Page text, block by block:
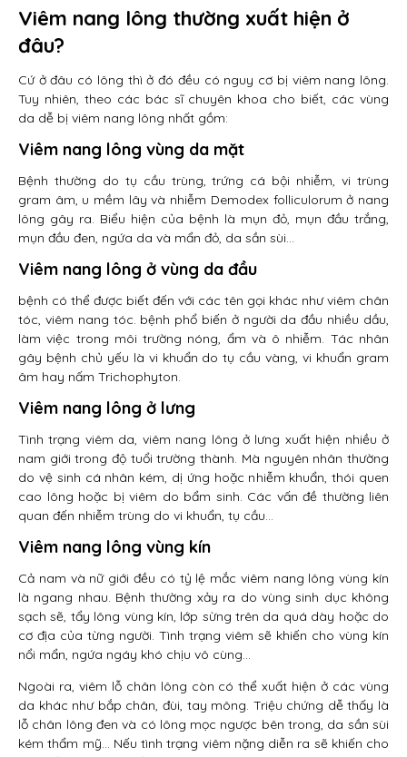
Viêm nang lông thường xuất hiện ở
đâu?
Cứ ở đâu có lông thì ở đó đều có nguy cơ bị viêm nang lông.
Tuy nhiên, theo các bác sĩ chuyên khoa cho biết, các vùng
da dễ bị viêm nang lông nhất gồm:
Viêm nang lông vùng da mặt
Bệnh thường do tụ cầu trùng, trứng cá bội nhiễm, vi trùng
gram âm, u mềm lây và nhiễm Demodex folliculorum ở nang
lông gây ra. Biểu hiện của bệnh là mụn đỏ, mụn đầu trắng,
mụn đầu đen, ngứa da và mẩn đỏ, da sần sùi…
Viêm nang lông ở vùng da đầu
bệnh có thể được biết đến với các tên gọi khác như viêm chân
tóc, viêm nang tóc. bệnh phổ biến ở người da đầu nhiều dầu,
làm việc trong môi trường nóng, ẩm và ô nhiễm. Tác nhân
gây bệnh chủ yếu là vi khuẩn do tụ cầu vàng, vi khuẩn gram
âm hay nấm Trichophyton.
Viêm nang lông ở lưng
Tình trạng viêm da, viêm nang lông ở lưng xuất hiện nhiều ở
nam giới trong độ tuổi trường thành. Mà nguyên nhân thường
do vệ sinh cá nhân kém, dị ứng hoặc nhiễm khuẩn, thói quen
cao lông hoặc bị viêm do bẩm sinh. Các vấn đề thường liên
quan đến nhiễm trùng do vi khuẩn, tụ cầu…
Viêm nang lông vùng kín
Cả nam và nữ giới đều có tỷ lệ mắc viêm nang lông vùng kín
là ngang nhau. Bệnh thường xảy ra do vùng sinh dục không
sạch sẽ, tẩy lông vùng kín, lớp sừng trên da quá dày hoặc do
cơ địa của từng người. Tình trạng viêm sẽ khiến cho vùng kín
nổi mẩn, ngứa ngáy khó chịu vô cùng…
Ngoài ra, viêm lỗ chân lông còn có thể xuất hiện ở các vùng
da khác như bắp chân, đùi, tay mông. Triệu chứng dễ thấy là
lỗ chân lông đen và có lông mọc ngược bên trong, da sần sùi
kém thẩm mỹ… Nếu tình trạng viêm nặng diễn ra sẽ khiến cho